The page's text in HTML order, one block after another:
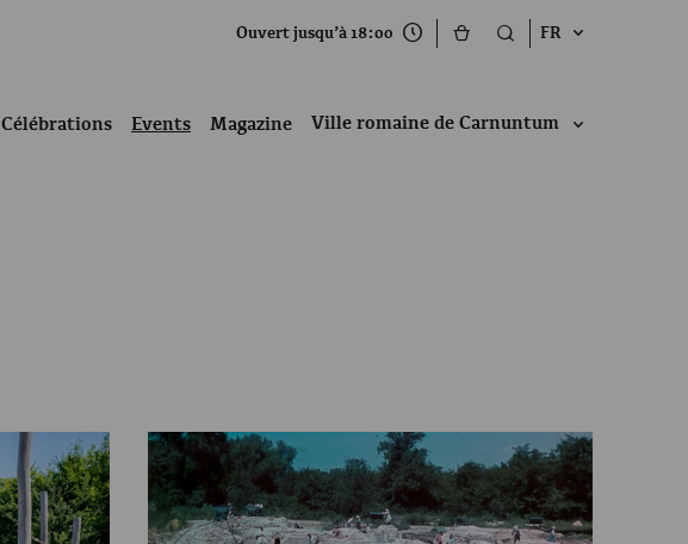
Ouvert jusqu’à 18:00 FR
Célébrations Events Magazine Ville romaine de Carnuntum